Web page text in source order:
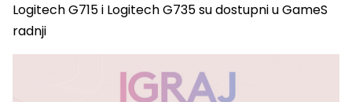
Logitech G715 i Logitech G735 su dostupni u GameS
radnji